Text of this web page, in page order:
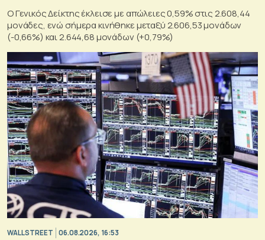
O Γενικός Δείκτης έκλεισε με απώλειες 0,59% στις 2.608,44
μονάδες, ενώ σήμερα κινήθηκε μεταξύ 2.606,53 μονάδων
(-0,66%) και 2.644,68 μονάδων (+0,79%)
WALL STREET 06.08.2026, 16:53